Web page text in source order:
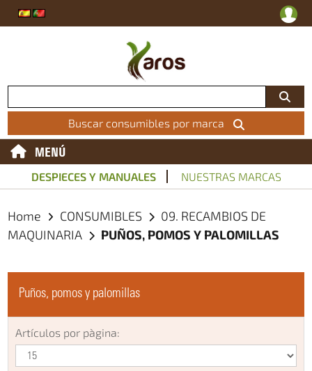
Buscar consumibles por marca
MENÚ
DESPIECES Y MANUALES NUESTRAS MARCAS
Home CONSUMIBLES
09. RECAMBIOS DE
MAQUINARIA
PUÑOS, POMOS Y PALOMILLAS
Puños, pomos y palomillas
Artículos por pàgina: